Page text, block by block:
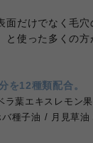
だけでなく毛穴
使った多くの方
を12種類配合。
葉エキスレモン
種子油 / 月見草